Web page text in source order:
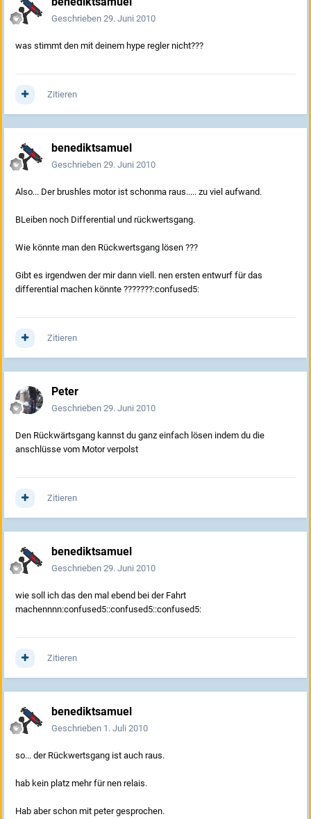
Geschrieben 29. Juni 2010
was stimmt den mit deinem hype regler nicht???
Zitieren
benediktsamuel
Geschrieben 29. Juni 2010
Also... Der brushles motor ist schonma raus..... zu viel aufwand.
BLeiben noch Differential und rückwertsgang.
Wie könnte man den Rückwertsgang lösen ???
Gibt es irgendwen der mir dann viell. nen ersten entwurf für das
differential machen könnte ???????:confused5:
Zitieren
Peter
Geschrieben 29. Juni 2010
Den Rückwärtsgang kannst du ganz einfach lösen indem du die
anschlüsse vom Motor verpolst
Zitieren
benediktsamuel
Geschrieben 29. Juni 2010
wie soll ich das den mal ebend bei der Fahrt
machennnn:confused5::confused5::confused5:
Zitieren
benediktsamuel
Geschrieben 1. Juli 2010
so... der Rückwertsgang ist auch raus.
hab kein platz mehr für nen relais.
Hab aber schon mit peter gesprochen.